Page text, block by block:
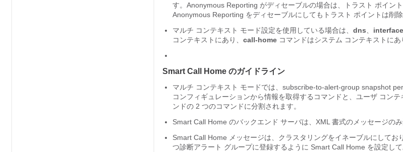
す。Anonymous Reporting がディセーブルの場合は、トラスト ポイント
Anonymous Reporting をディセーブルにしてもトラスト ポイントは削除
マルチ コンテキスト モード設定を使用している場合は、 dns interface
コンテキストにあり、 call-home コマンドはシステム コンテキストにあ
Smart Call Home のガイドライン
マルチ コンテキスト モードでは、subscribe-to-alert-group snapshot
コンフィギュレーションから情報を取得するコマンドと、ユーザ コン
ンドの 2 つのコマンドに分割されます。
Smart Call Home のバックエンド サーバは、XML 書式のメッセージのみ
Smart Call Home メッセージは、クラスタリングをイネーブルにしてお
つ診断アラート グループに登録するように Smart Call Home を設定し